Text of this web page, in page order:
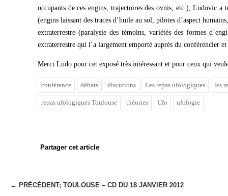
occupants de ces engins, trajectoires des ovnis, etc.), Ludovic a
(engins laissant des traces d’huile au sol, pilotes d’aspect
extraterrestre (paralysie des témoins, variétés des formes
extraterrestre qui l’a largement emporté auprès du conférencier
Merci Ludo pour cet exposé très intéressant et pour ceux qui
conférence débats discutions Les repas ufologiques les
repas ufologiques Toulouse théories Ufo ufologie
Partager cet article
N
← PRÉCÉDENT; TOULOUSE – CD DU 18 JANVIER 2012